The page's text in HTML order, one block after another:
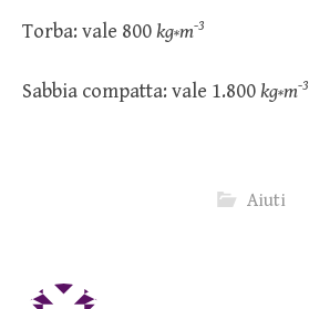
Torba: vale 800kg*m-3
Sabbia compatta: vale 1.800kg*m-3
Aiuti